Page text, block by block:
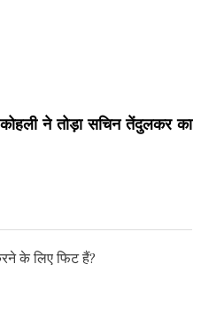
ने तोड़ा सचिन तेंदुलकर का